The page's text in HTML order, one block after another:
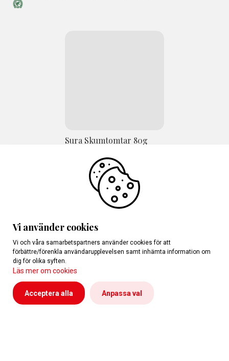
Sura Skumtomtar 80g
Övrigt Smått&Gott
Vi använder cookies
Vi och våra samarbetspartners använder cookies för att
förbättre/förenkla användarupplevelsen samt inhämta information om
dig för olika syften.
Läs mer om cookies
Acceptera alla Anpassa val